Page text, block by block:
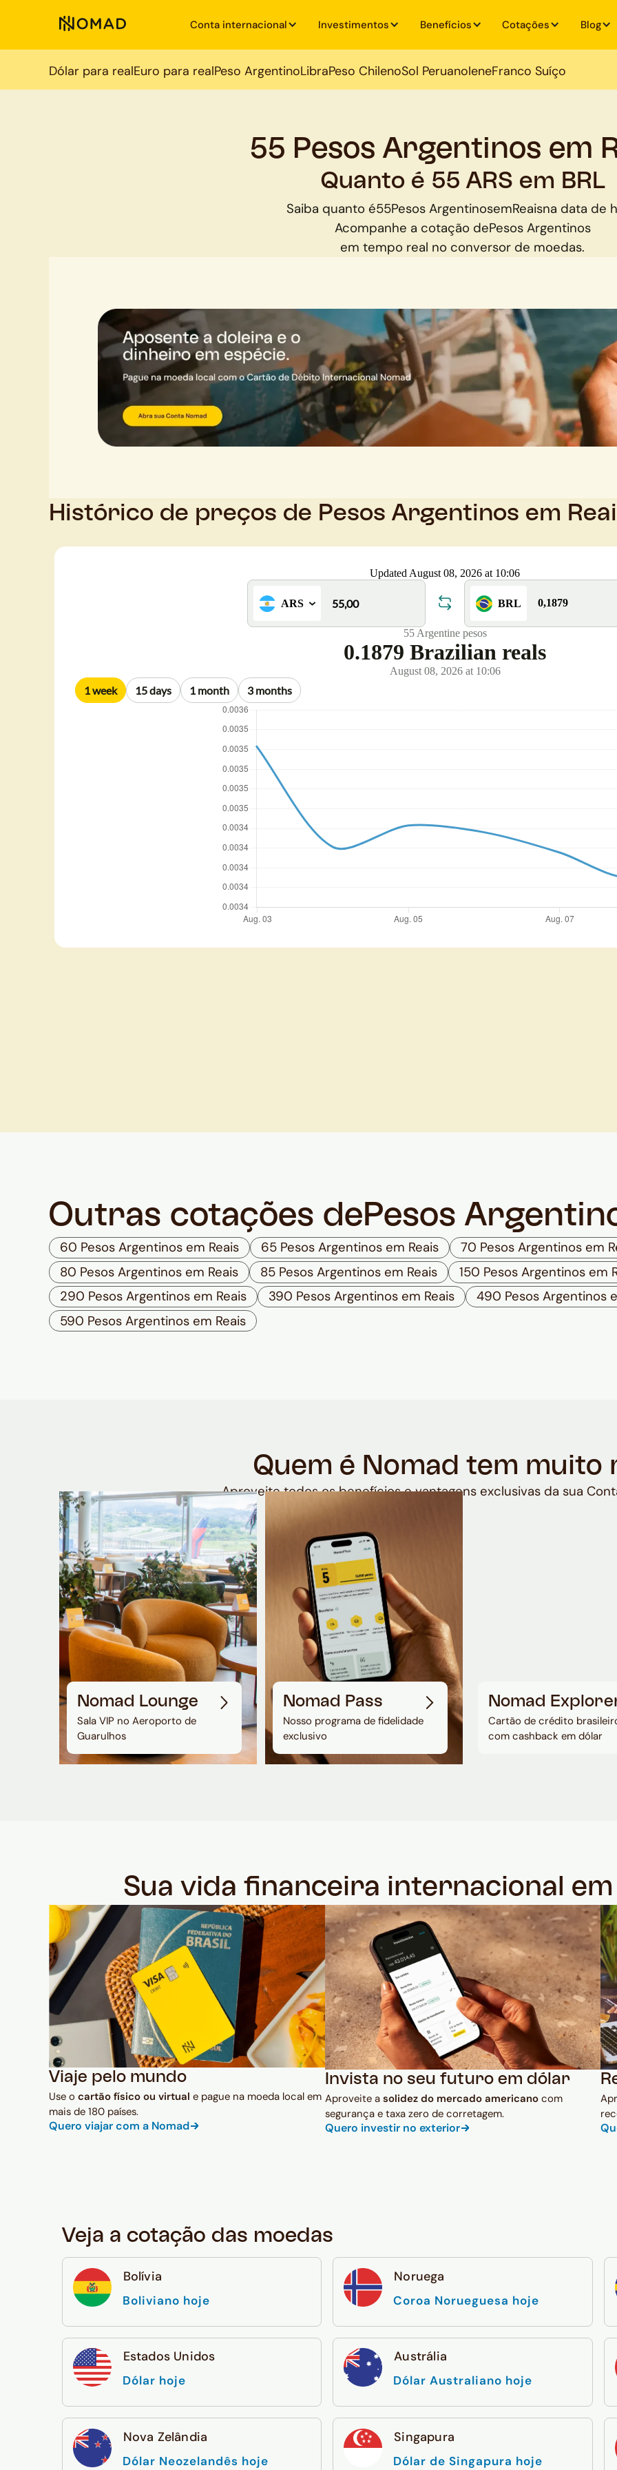
Conta internacional Investimentos Benefícios Cotações Blog
Dólar para realEuro para realPeso ArgentinoLibraPeso ChilenoSol PeruanoIeneFranco Suíço
55 Pesos Argentinos em
Quanto é 55 ARS em BRL
Saiba quanto é55Pesos ArgentinosemReaisna data de
Acompanhe a cotação dePesos Argentinos
em tempo real no conversor de moedas.
Histórico de preços de Pesos Argentinos em
Outras cotações de Pesos
60 Pesos Argentinos em Reais 65 Pesos Argentinos em Reais
70 Pesos Argentinos em
80 Pesos Argentinos em Reais
85 Pesos Argentinos em Reais
150 Pesos Argentinos em
290 Pesos Argentinos em Reais
390 Pesos Argentinos em Reais
490 Pesos Argentinos
590 Pesos Argentinos em Reais
Quem é Nomad tem muito
Aproveite todos os benefícios e vantagens exclusivas da sua
Nomad Lounge
Sala VIP no Aeroporto de
Guarulhos
Nomad Pass
Nosso programa de fidelidade
exclusivo
Nomad
Cartão de crédito
com cashback em dólar
Sua vida financeira internacional
Viaje pelo mundo
Use o cartão físico ou virtual e pague na moeda local em
mais de 180 países.
Quero viajar com a Nomad
Invista no seu futuro em dólar
Aproveite a solidez do mercado americanocom
segurança e taxa zero de corretagem.
Quero investir no exterior
Veja a cotação das moedas
Bolívia
Boliviano hoje
Noruega
Coroa Norueguesa hoje
Estados Unidos
Dólar hoje
Austrália
Dólar Australiano hoje
Nova Zelândia
Dólar Neozelandês hoje
Singapura
Dólar de Singapura hoje